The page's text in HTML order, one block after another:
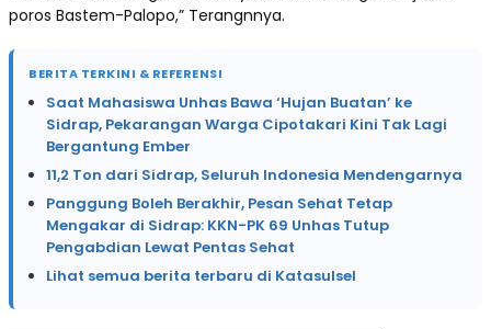
poros Bastem-Palopo,” Terangnnya.
BERITA TERKINI & REFERENSI
Saat Mahasiswa Unhas Bawa ‘Hujan Buatan’ ke
Sidrap, Pekarangan Warga Cipotakari Kini Tak Lagi
Bergantung Ember
11,2 Ton dari Sidrap, Seluruh Indonesia Mendengarnya
Panggung Boleh Berakhir, Pesan Sehat Tetap
Mengakar di Sidrap: KKN-PK 69 Unhas Tutup
Pengabdian Lewat Pentas Sehat
Lihat semua berita terbaru di Katasulsel